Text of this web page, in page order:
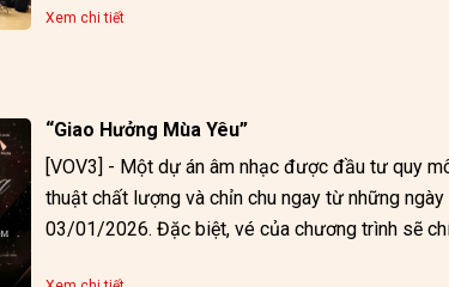
Xem chi tiết
“Giao Hưởng Mùa Yêu”
[VOV3] - Một dự án âm nhạc được đầu tư quy
thuật chất lượng và chỉn chu ngay từ những
03/01/2026. Đặc biệt, vé của chương trình sẽ